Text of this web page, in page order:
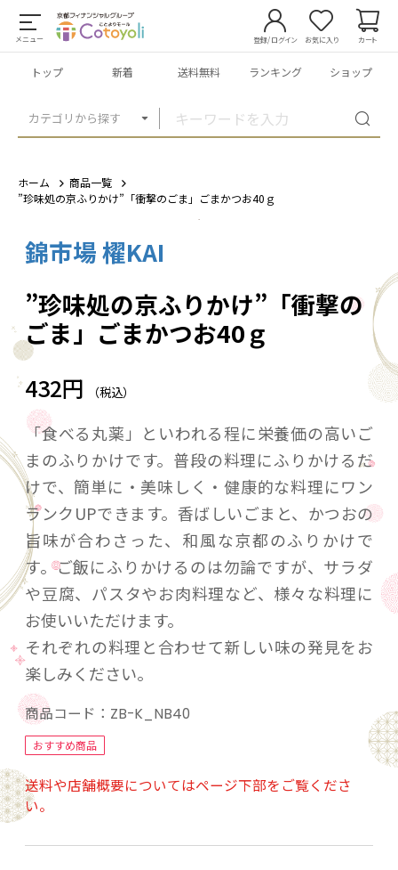
メニュー
カテゴリから探す
登録/ログイン お気に入り カート
トップ 新着 送料無料 ランキング ショップ
ホーム
商品一覧
”珍味処の京ふりかけ”「衝撃のごま」ごまかつお40ｇ
錦市場 櫂KAI
”珍味処の京ふりかけ”「衝撃の
ごま」ごまかつお40ｇ
432円 （税込）
「食べる丸薬」といわれる程に栄養価の高いご
まのふりかけです。普段の料理にふりかけるだ
けで、簡単に・美味しく・健康的な料理にワン
ランクUPできます。香ばしいごまと、かつおの
旨味が合わさった、和風な京都のふりかけで
す。ご飯にふりかけるのは勿論ですが、サラダ
や豆腐、パスタやお肉料理など、様々な料理に
お使いいただけます。
それぞれの料理と合わせて新しい味の発見をお
楽しみください。
商品コード： ZB-K_NB40
おすすめ商品
送料や店舗概要についてはページ下部をご覧くださ
い。